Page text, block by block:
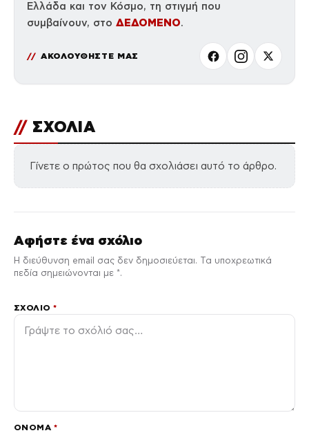
Ελλάδα και τον Κόσμο, τη στιγμή που
συμβαίνουν, στο ΔΕΔΟΜΕΝΟ.
ΑΚΟΛΟΥΘΗΣΤΕ ΜΑΣ
// ΣΧΟΛΙΑ
Γίνετε ο πρώτος που θα σχολιάσει αυτό το άρθρο.
Αφήστε ένα σχόλιο
Η διεύθυνση email σας δεν δημοσιεύεται. Τα υποχρεωτικά
πεδία σημειώνονται με *.
ΣΧΌΛΙΟ*
ΌΝΟΜΑ *